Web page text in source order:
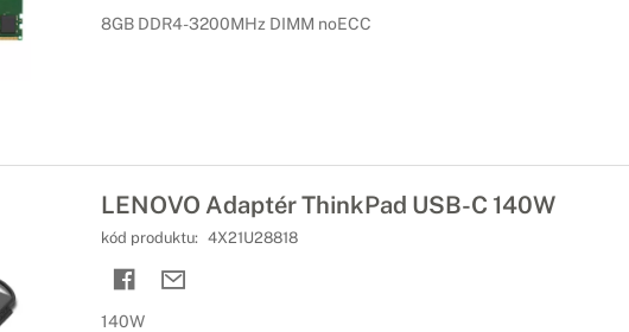
8GB DDR4-3200MHz DIMM noECC
LENOVO Adaptér ThinkPad USB-C 140W
kód produktu: 4X21U28818
140W